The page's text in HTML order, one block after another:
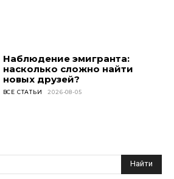
Наблюдение эмигранта:
насколько сложно найти
новых друзей?
ВСЕ СТАТЬИ 2026-08-05
Найти